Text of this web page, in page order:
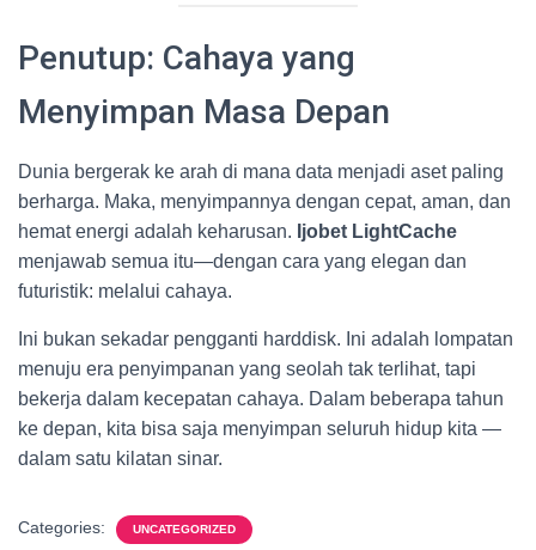
Penutup: Cahaya yang
Menyimpan Masa Depan
Dunia bergerak ke arah di mana data menjadi aset paling
berharga. Maka, menyimpannya dengan cepat, aman, dan
hemat energi adalah keharusan. Ijobet LightCache
menjawab semua itu—dengan cara yang elegan dan
futuristik: melalui cahaya.
Ini bukan sekadar pengganti harddisk. Ini adalah lompatan
menuju era penyimpanan yang seolah tak terlihat, tapi
bekerja dalam kecepatan cahaya. Dalam beberapa tahun
ke depan, kita bisa saja menyimpan seluruh hidup kita —
dalam satu kilatan sinar.
Categories: UNCATEGORIZED